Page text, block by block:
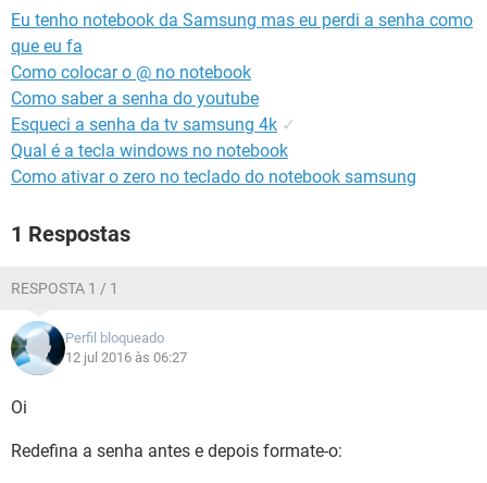
Eu tenho notebook da Samsung mas eu perdi a senha como
que eu fa
Como colocar o @ no notebook
Como saber a senha do youtube
Esqueci a senha da tv samsung 4k ✓
Qual é a tecla windows no notebook
Como ativar o zero no teclado do notebook samsung
1 Respostas
RESPOSTA 1 / 1
Perfil bloqueado
12 jul 2016 às 06:27
Oi
Redefina a senha antes e depois formate-o: